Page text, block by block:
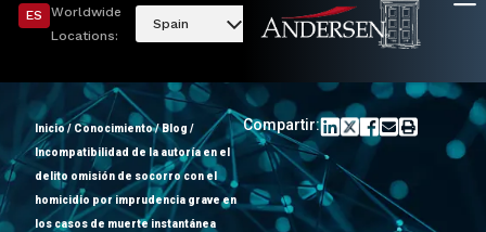
ES
Worldwide
Locations:
Spain
Inicio/ Conocimiento/Blog /
Incompatibilidad de la autoría en el
delito omisión de socorro con el
homicidio por imprudencia grave en
los casos de muerte instantánea
Compartir: